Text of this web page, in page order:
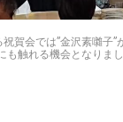
賀会では”金沢素囃子”
も触れる機会となりま